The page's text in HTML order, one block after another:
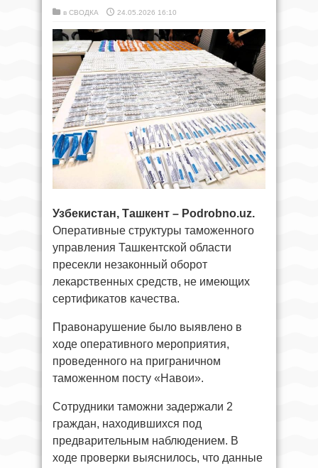
в СВОДКА 24.05.2026 16:10
Узбекистан, Ташкент – Podrobno.uz.
Оперативные структуры таможенного
управления Ташкентской области
пресекли незаконный оборот
лекарственных средств, не имеющих
сертификатов качества.
Правонарушение было выявлено в
ходе оперативного мероприятия,
проведенного на приграничном
таможенном посту «Навои».
Сотрудники таможни задержали 2
граждан, находившихся под
предварительным наблюдением. В
ходе проверки выяснилось, что данные